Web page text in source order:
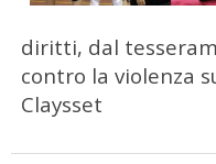
diritti, dal
contro la violenza
Claysset